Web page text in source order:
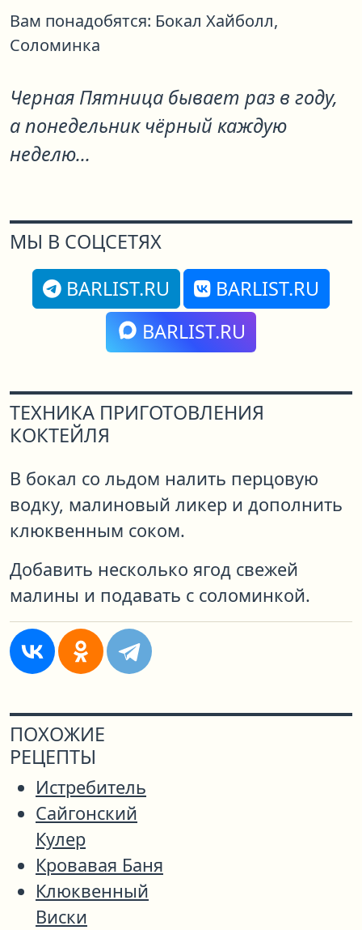
Вам понадобятся: Бокал Хайболл,
Соломинка
Черная Пятница бывает раз в году,
а понедельник чёрный каждую
неделю...
МЫ В СОЦСЕТЯХ
BARLIST.RU
BARLIST.RU
BARLIST.RU
ТЕХНИКА ПРИГОТОВЛЕНИЯ
КОКТЕЙЛЯ
В бокал со льдом налить перцовую
водку, малиновый ликер и дополнить
клюквенным соком.
Добавить несколько ягод свежей
малины и подавать с соломинкой.
ПОХОЖИЕ
РЕЦЕПТЫ
Истребитель
Сайгонский
Кулер
Кровавая Баня
Клюквенный
Виски